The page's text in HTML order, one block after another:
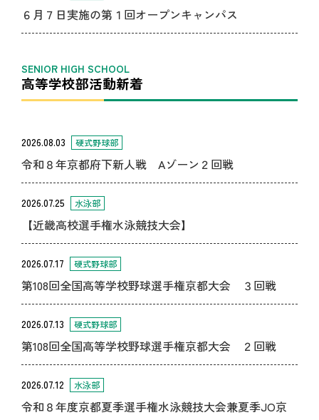
６月７日実施の第１回オープンキャンパス
高等学校部活動新着
2026.08.03 硬式野球部
令和８年京都府下新人戦 Aゾーン２回戦
2026.07.25 水泳部
【近畿高校選手権水泳競技大会】
2026.07.17 硬式野球部
第108回全国高等学校野球選手権京都大会 ３回戦
2026.07.13 硬式野球部
第108回全国高等学校野球選手権京都大会 ２回戦
2026.07.12 水泳部
令和８年度京都夏季選手権水泳競技大会兼夏季JO京